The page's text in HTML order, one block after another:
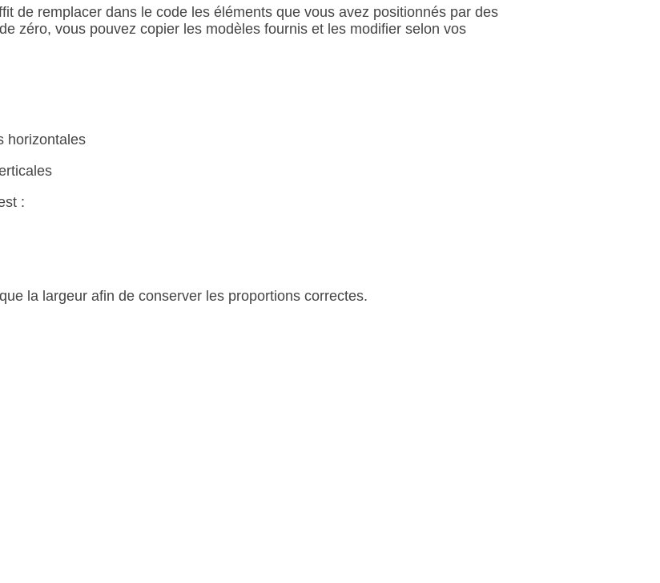
de remplacer dans le code les éléments que vous avez positionnés par des
zéro, vous pouvez copier les modèles fournis et les modifier selon vos
horizontales
:
la largeur afin de conserver les proportions correctes.